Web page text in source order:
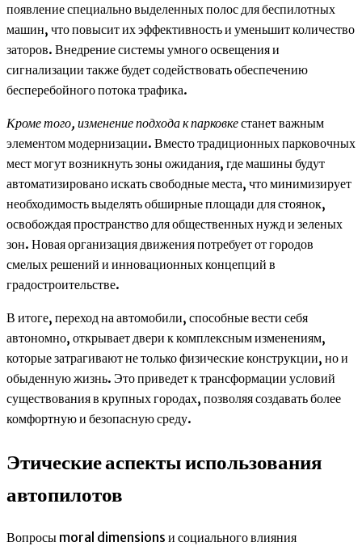
появление специально выделенных полос для беспилотных
машин, что повысит их эффективность и уменьшит количество
заторов. Внедрение системы умного освещения и
сигнализации также будет содействовать обеспечению
бесперебойного потока трафика.
Кроме того, изменение подхода к парковкестанет важным
элементом модернизации. Вместо традиционных парковочных
мест могут возникнуть зоны ожидания, где машины будут
автоматизировано искать свободные места, что минимизирует
необходимость выделять обширные площади для стоянок,
освобождая пространство для общественных нужд и зеленых
зон. Новая организация движения потребует от городов
смелых решений и инновационных концепций в
градостроительстве.
В итоге, переход на автомобили, способные вести себя
автономно, открывает двери к комплексным изменениям,
которые затрагивают не только физические конструкции, но и
обыденную жизнь. Это приведет к трансформации условий
существования в крупных городах, позволяя создавать более
комфортную и безопасную среду.
Этические аспекты использования
автопилотов
Вопросы moral dimensions и социального влияния